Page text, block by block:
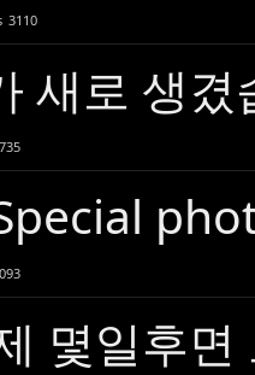
3110
새로 생겼
몇일후면